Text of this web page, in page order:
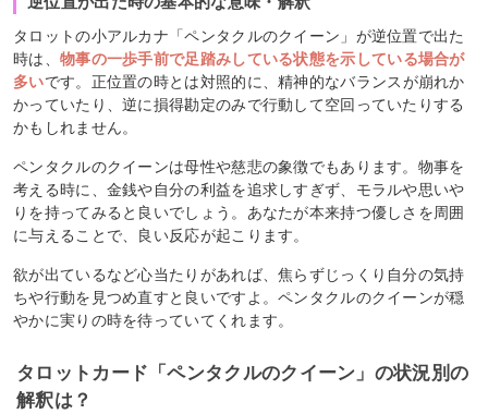
タロットの小アルカナ「ペンタクルのクイーン」が逆位置で出た
時は、 物事の一歩手前で足踏みしている状態を示している場合が
多いです。正位置の時とは対照的に、精神的なバランスが崩れか
かっていたり、逆に損得勘定のみで行動して空回っていたりする
かもしれません。
ペンタクルのクイーンは母性や慈悲の象徴でもあります。物事を
考える時に、金銭や自分の利益を追求しすぎず、モラルや思いや
りを持ってみると良いでしょう。あなたが本来持つ優しさを周囲
に与えることで、良い反応が起こります。
欲が出ているなど心当たりがあれば、焦らずじっくり自分の気持
ちや行動を見つめ直すと良いですよ。ペンタクルのクイーンが穏
やかに実りの時を待っていてくれます。
タロットカード「ペンタクルのクイーン」の状況別の
解釈は？